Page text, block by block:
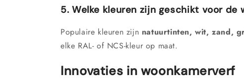
5. Welke kleuren zijn geschikt voor de
Populaire kleuren zijn natuurtinten, wit, zand,
elke RAL- of NCS-kleur op maat.
Innovaties in woonkamerverf